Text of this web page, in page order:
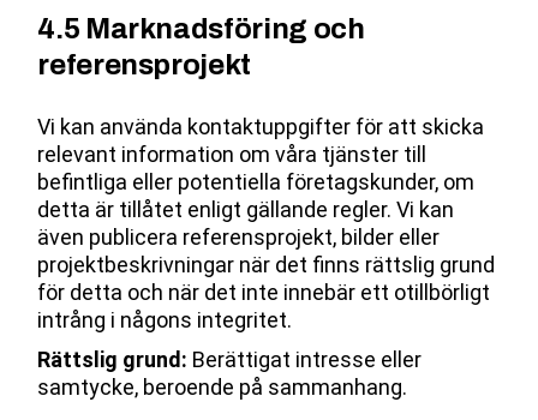
4.5 Marknadsföring och
referensprojekt
Vi kan använda kontaktuppgifter för att skicka
relevant information om våra tjänster till
befintliga eller potentiella företagskunder, om
detta är tillåtet enligt gällande regler. Vi kan
även publicera referensprojekt, bilder eller
projektbeskrivningar när det finns rättslig grund
för detta och när det inte innebär ett otillbörligt
intrång i någons integritet.
Rättslig grund: Berättigat intresse eller
samtycke, beroende på sammanhang.